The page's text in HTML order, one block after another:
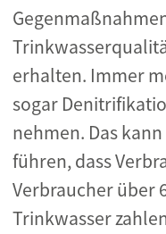
erhalten. Immer
sogar
nehmen. Das
führen, dass
Verbraucher über
Trinkwasser